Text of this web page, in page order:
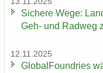
Si­che­re Wege:
Geh- und Rad­weg
12.11.2025
Glo­bal­Found­ries